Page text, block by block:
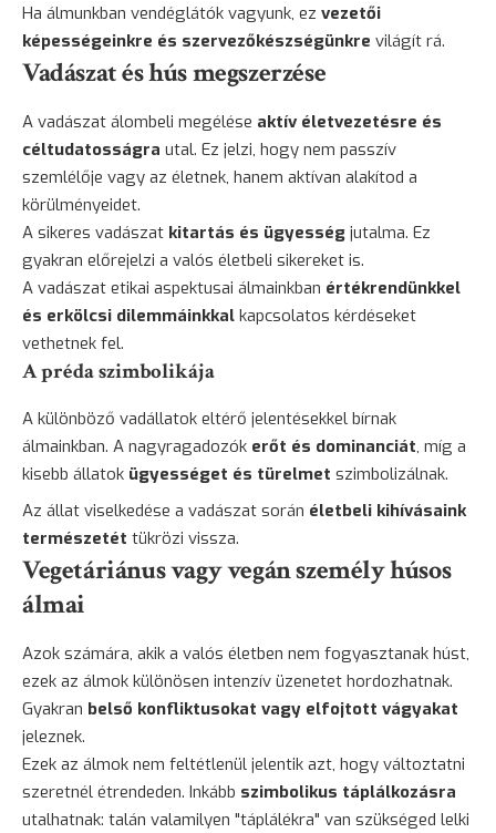
Ha álmunkban vendéglátók vagyunk, ez vezetői
képességeinkre és szervezőkészségünkre világít rá.
Vadászat és hús megszerzése
A vadászat álombeli megélése aktív életvezetésre és
céltudatosságra utal. Ez jelzi, hogy nem passzív
szemlélője vagy az életnek, hanem aktívan alakítod a
körülményeidet.
A sikeres vadászat kitartás és ügyesség jutalma. Ez
gyakran előrejelzi a valós életbeli sikereket is.
A vadászat etikai aspektusai álmainkban értékrendünkkel
és erkölcsi dilemmáinkkal kapcsolatos kérdéseket
vethetnek fel.
A préda szimbolikája
A különböző vadállatok eltérő jelentésekkel bírnak
álmainkban. A nagyragadozók erőt és dominanciát, míg a
kisebb állatok ügyességet és türelmet szimbolizálnak.
Az állat viselkedése a vadászat során életbeli kihívásaink
természetét tükrözi vissza.
Vegetáriánus vagy vegán személy húsos
álmai
Azok számára, akik a valós életben nem fogyasztanak húst,
ezek az álmok különösen intenzív üzenetet hordozhatnak.
Gyakran belső konfliktusokat vagy elfojtott vágyakat
jeleznek.
Ezek az álmok nem feltétlenül jelentik azt, hogy változtatni
szeretnél étrendeden. Inkább szimbolikus táplálkozásra
utalhatnak: talán valamilyen "táplálékra" van szükséged lelki